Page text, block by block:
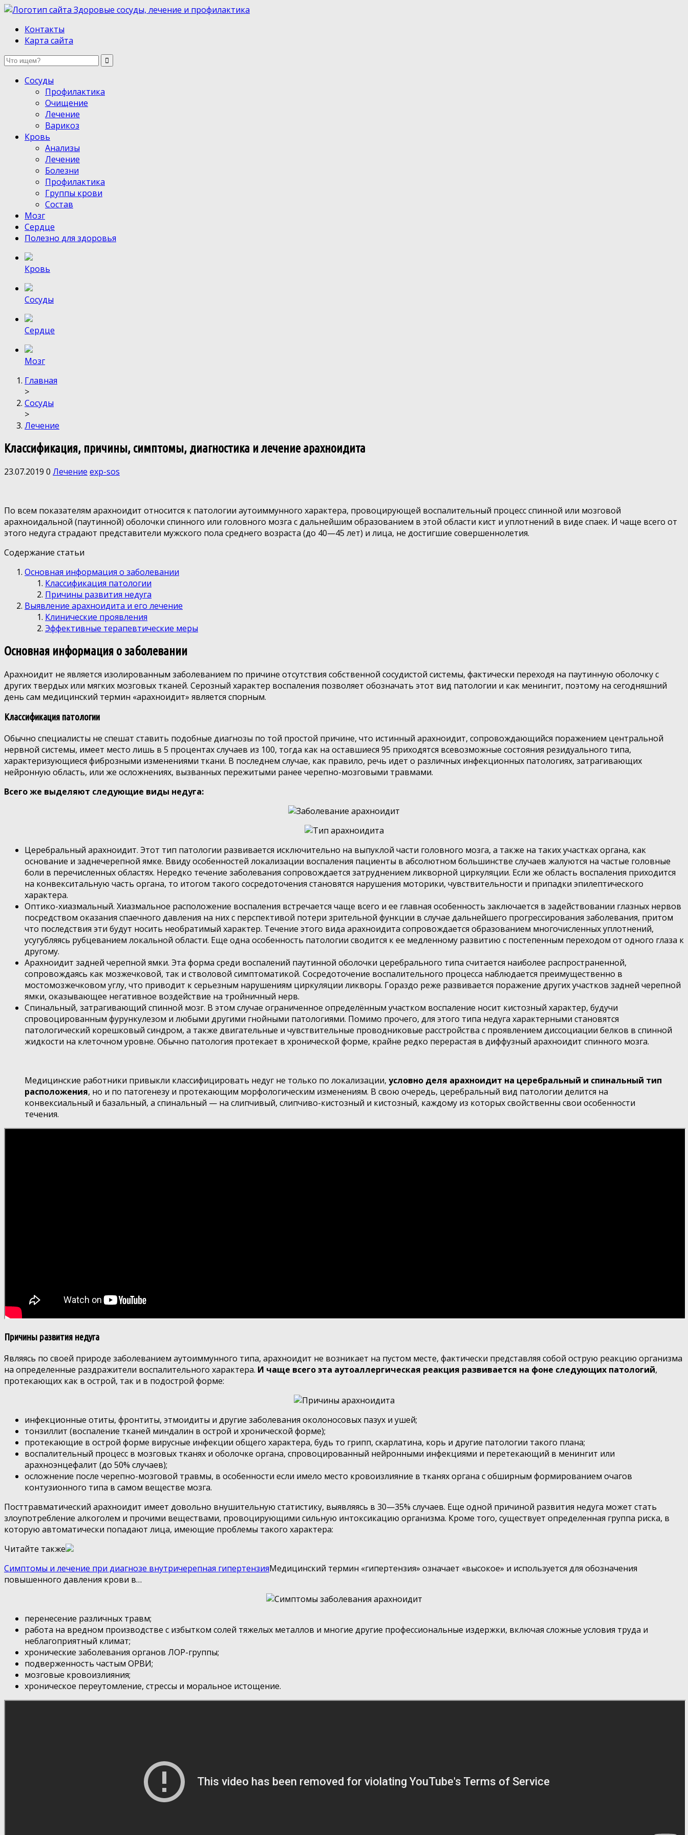
Здоровые сосуды, лечение и профилактика
Контакты
Карта сайта
Сосуды
Профилактика
Очищение
Лечение
Варикоз
Кровь
Анализы
Лечение
Болезни
Профилактика
Группы крови
Состав
Мозг
Сердце
Полезно для здоровья
Кровь
Сосуды
Сердце
Мозг
Главная
>
Сосуды
>
Лечение
Классификация, причины, симптомы, диагностика и лечение арахноидита
23.07.2019 0 Лечение exp-sos
По всем показателям арахноидит относится к патологии аутоиммунного характера, провоцирующей воспалительный процесс спинной или мозговой
арахноидальной (паутинной) оболочки спинного или головного мозга с дальнейшим образованием в этой области кист и уплотнений в виде спаек. И чаще всего от
этого недуга страдают представители мужского пола среднего возраста (до 40—45 лет) и лица, не достигшие совершеннолетия.
Содержание статьи
Основная информация о заболевании
Классификация патологии
Причины развития недуга
Выявление арахноидита и его лечение
Клинические проявления
Эффективные терапевтические меры
Основная информация о заболевании
Арахноидит не является изолированным заболеванием по причине отсутствия собственной сосудистой системы, фактически переходя на паутинную оболочку с
других твердых или мягких мозговых тканей. Серозный характер воспаления позволяет обозначать этот вид патологии и как менингит, поэтому на сегодняшний
день сам медицинский термин «арахноидит» является спорным.
Классификация патологии
Обычно специалисты не спешат ставить подобные диагнозы по той простой причине, что истинный арахноидит, сопровождающийся поражением центральной
нервной системы, имеет место лишь в 5 процентах случаев из 100, тогда как на оставшиеся 95 приходятся всевозможные состояния резидуального типа,
характеризующиеся фиброзными изменениями ткани. В последнем случае, как правило, речь идет о различных инфекционных патологиях, затрагивающих
нейронную область, или же осложнениях, вызванных пережитыми ранее черепно-мозговыми травмами.
Всего же выделяют следующие виды недуга:
Церебральный арахноидит. Этот тип патологии развивается исключительно на выпуклой части головного мозга, а также на таких участках органа, как
основание и заднечерепной ямке. Ввиду особенностей локализации воспаления пациенты в абсолютном большинстве случаев жалуются на частые головные
боли в перечисленных областях. Нередко течение заболевания сопровождается затруднением ликворной циркуляции. Если же область воспаления приходится
на конвекситальную часть органа, то итогом такого сосредоточения становятся нарушения моторики, чувствительности и припадки эпилептического
характера.
Оптико-хиазмальный. Хиазмальное расположение воспаления встречается чаще всего и ее главная особенность заключается в задействовании глазных нервов
посредством оказания спаечного давления на них с перспективой потери зрительной функции в случае дальнейшего прогрессирования заболевания, притом
что последствия эти будут носить необратимый характер. Течение этого вида арахноидита сопровождается образованием многочисленных уплотнений,
усугубляясь рубцеванием локальной области. Еще одна особенность патологии сводится к ее медленному развитию с постепенным переходом от одного глаза к
другому.
Арахноидит задней черепной ямки. Эта форма среди воспалений паутинной оболочки церебрального типа считается наиболее распространенной,
сопровождаясь как мозжечковой, так и стволовой симптоматикой. Сосредоточение воспалительного процесса наблюдается преимущественно в
мостомозжечковом углу, что приводит к серьезным нарушениям циркуляции ликворы. Гораздо реже развивается поражение других участков задней черепной
ямки, оказывающее негативное воздействие на тройничный нерв.
Спинальный, затрагивающий спинной мозг. В этом случае ограниченное определённым участком воспаление носит кистозный характер, будучи
спровоцированным фурункулезом и любыми другими гнойными патологиями. Помимо прочего, для этого типа недуга характерными становятся
патологический корешковый синдром, а также двигательные и чувствительные проводниковые расстройства с проявлением диссоциации белков в спинной
жидкости на клеточном уровне. Обычно патология протекает в хронической форме, крайне редко перерастая в диффузный арахноидит спинного мозга.
Медицинские работники привыкли классифицировать недуг не только по локализации, условно деля арахноидит на церебральный и спинальный тип
расположения, но и по патогенезу и протекающим морфологическим изменениям. В свою очередь, церебральный вид патологии делится на
конвексиальный и базальный, а спинальный — на слипчивый, слипчиво-кистозный и кистозный, каждому из которых свойственны свои особенности
течения.
Причины развития недуга
Являясь по своей природе заболеванием аутоиммунного типа, арахноидит не возникает на пустом месте, фактически представляя собой острую реакцию организма
на определенные раздражители воспалительного характера. И чаще всего эта аутоаллергическая реакция развивается на фоне следующих патологий,
протекающих как в острой, так и в подострой форме:
инфекционные отиты, фронтиты, этмоидиты и другие заболевания околоносовых пазух и ушей;
тонзиллит (воспаление тканей миндалин в острой и хронической форме);
протекающие в острой форме вирусные инфекции общего характера, будь то грипп, скарлатина, корь и другие патологии такого плана;
воспалительный процесс в мозговых тканях и оболочке органа, спровоцированный нейронными инфекциями и перетекающий в менингит или
арахноэнцефалит (до 50% случаев);
осложнение после черепно-мозговой травмы, в особенности если имело место кровоизлияние в тканях органа с обширным формированием очагов
контузионного типа в самом веществе мозга.
Посттравматический арахноидит имеет довольно внушительную статистику, выявляясь в 30—35% случаев. Еще одной причиной развития недуга может стать
злоупотребление алкоголем и прочими веществами, провоцирующими сильную интоксикацию организма. Кроме того, существует определенная группа риска, в
которую автоматически попадают лица, имеющие проблемы такого характера:
Читайте также
Симптомы и лечение при диагнозе внутричерепная гипертензияМедицинский термин «гипертензия» означает «высокое» и используется для обозначения
повышенного давления крови в…
перенесение различных травм;
работа на вредном производстве с избытком солей тяжелых металлов и многие другие профессиональные издержки, включая сложные условия труда и
неблагоприятный климат;
хронические заболевания органов ЛОР-группы;
подверженность частым ОРВИ;
мозговые кровоизлияния;
хроническое переутомление, стрессы и моральное истощение.